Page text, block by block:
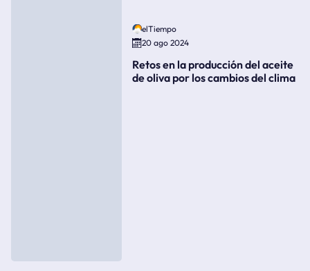
elTiempo
20 ago 2024
Retos en la producción del aceite
de oliva por los cambios del clima